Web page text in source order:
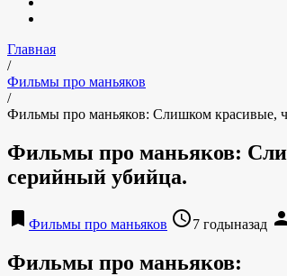
Главная
/
Фильмы про маньяков
/
Фильмы про маньяков: Слишком красивые,
Фильмы про маньяков:
серийный убийца.
bookmark Фильмы про маньяков access_time7 годыназад
Фильмы про маньяков: